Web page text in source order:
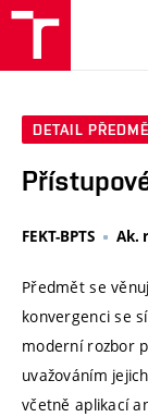
DETAIL
FEKT-BPTS Ak.
Předmět se
konvergenci se
moderní rozbor
uvažováním
včetně aplikací